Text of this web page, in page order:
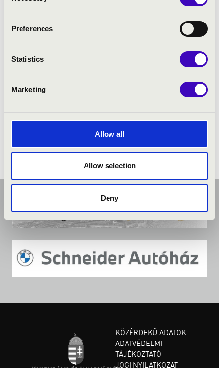
Preferences
Statistics
Marketing
Allow all
Allow selection
Deny
KÖZÉRDEKŰ ADATOK
ADATVÉDELMI
TÁJÉKOZTATÓ
JOGI NYILATKOZAT